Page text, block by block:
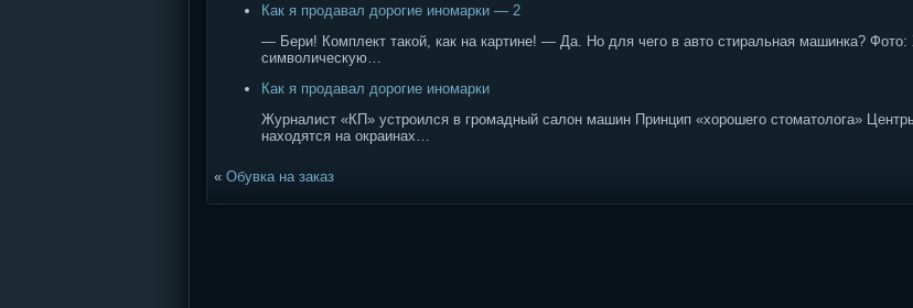
Как я продавал дорогие иномарки — 2
— Бери! Комплект такой, как на картине! — Да. Но для чего в авто стиральная машинка?
символическую…
Как я продавал дорогие иномарки
Журналист «КП» устроился в громадный салон машин Принцип «хорошего стоматолога»
находятся на окраинах…
« Обувка на заказ